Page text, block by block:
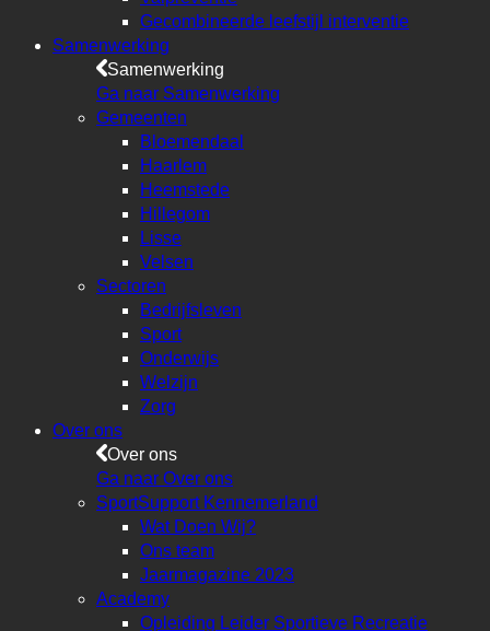
Gecombineerde leefstijl interventie
Samenwerking
Samenwerking
Ga naar Samenwerking
Gemeenten
Bloemendaal
Haarlem
Heemstede
Hillegom
Lisse
Velsen
Sectoren
Bedrijfsleven
Sport
Onderwijs
Welzijn
Zorg
Over ons
Over ons
Ga naar Over ons
SportSupport Kennemerland
Wat Doen Wij?
Ons team
Jaarmagazine 2023
Academy
Opleiding Leider Sportieve Recreatie